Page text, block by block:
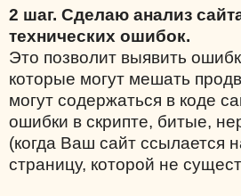
2 шаг. Сделаю анализ
технических ошибок.
Это позволит выявить
которые могут мешать
могут содержаться в коде
ошибки в скрипте, битые,
(когда Ваш сайт ссылается
страницу, которой не